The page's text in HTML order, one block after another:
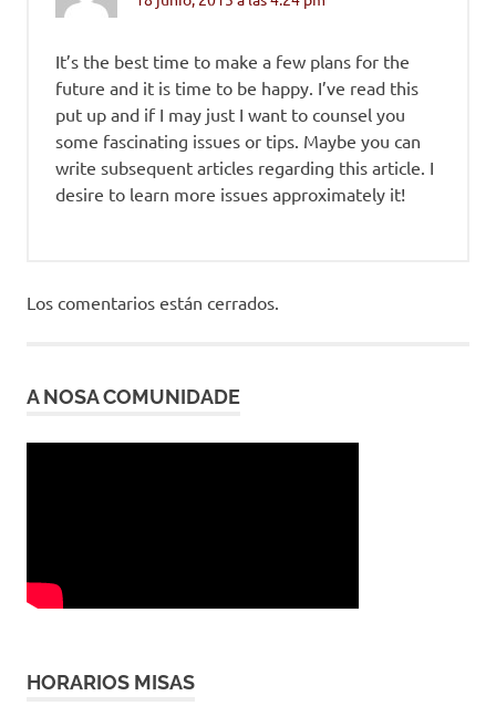
It’s the best time to make a few plans for the
future and it is time to be happy. I’ve read this
put up and if I may just I want to counsel you
some fascinating issues or tips. Maybe you can
write subsequent articles regarding this article. I
desire to learn more issues approximately it!
Los comentarios están cerrados.
A NOSA COMUNIDADE
HORARIOS MISAS